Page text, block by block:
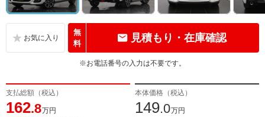
無
料
見積もり・在庫確認
※お電話番号の入力は不要です。
支払総額（税込）
162.8万円
本体価格（税込）
149.0万円